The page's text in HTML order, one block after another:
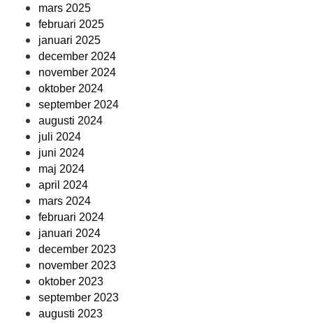
mars 2025
februari 2025
januari 2025
december 2024
november 2024
oktober 2024
september 2024
augusti 2024
juli 2024
juni 2024
maj 2024
april 2024
mars 2024
februari 2024
januari 2024
december 2023
november 2023
oktober 2023
september 2023
augusti 2023